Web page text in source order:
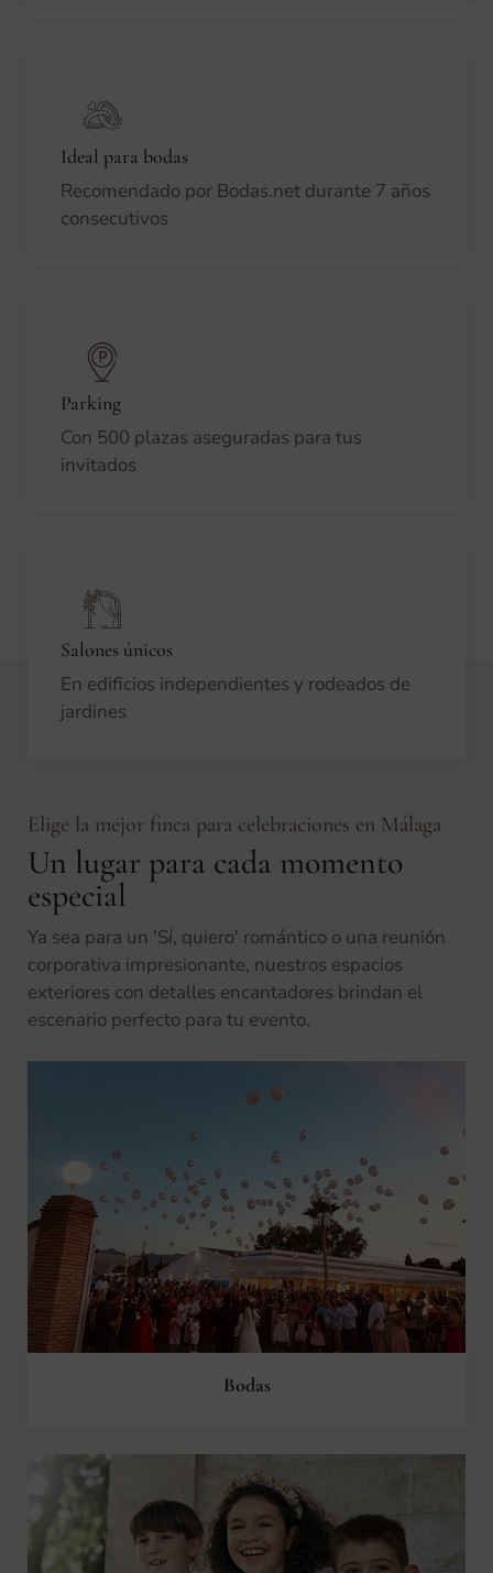
Ideal para bodas
Recomendado por Bodas.net durante 7 años
consecutivos
Parking
Con 500 plazas aseguradas para tus
invitados
Salones únicos
En edificios independientes y rodeados de
jardines
Elige la mejor finca para celebraciones en Málaga
Un lugar para cada momento
especial
Ya sea para un 'Sí, quiero' romántico o una reunión
corporativa impresionante, nuestros espacios
exteriores con detalles encantadores brindan el
escenario perfecto para tu evento.​
Bodas